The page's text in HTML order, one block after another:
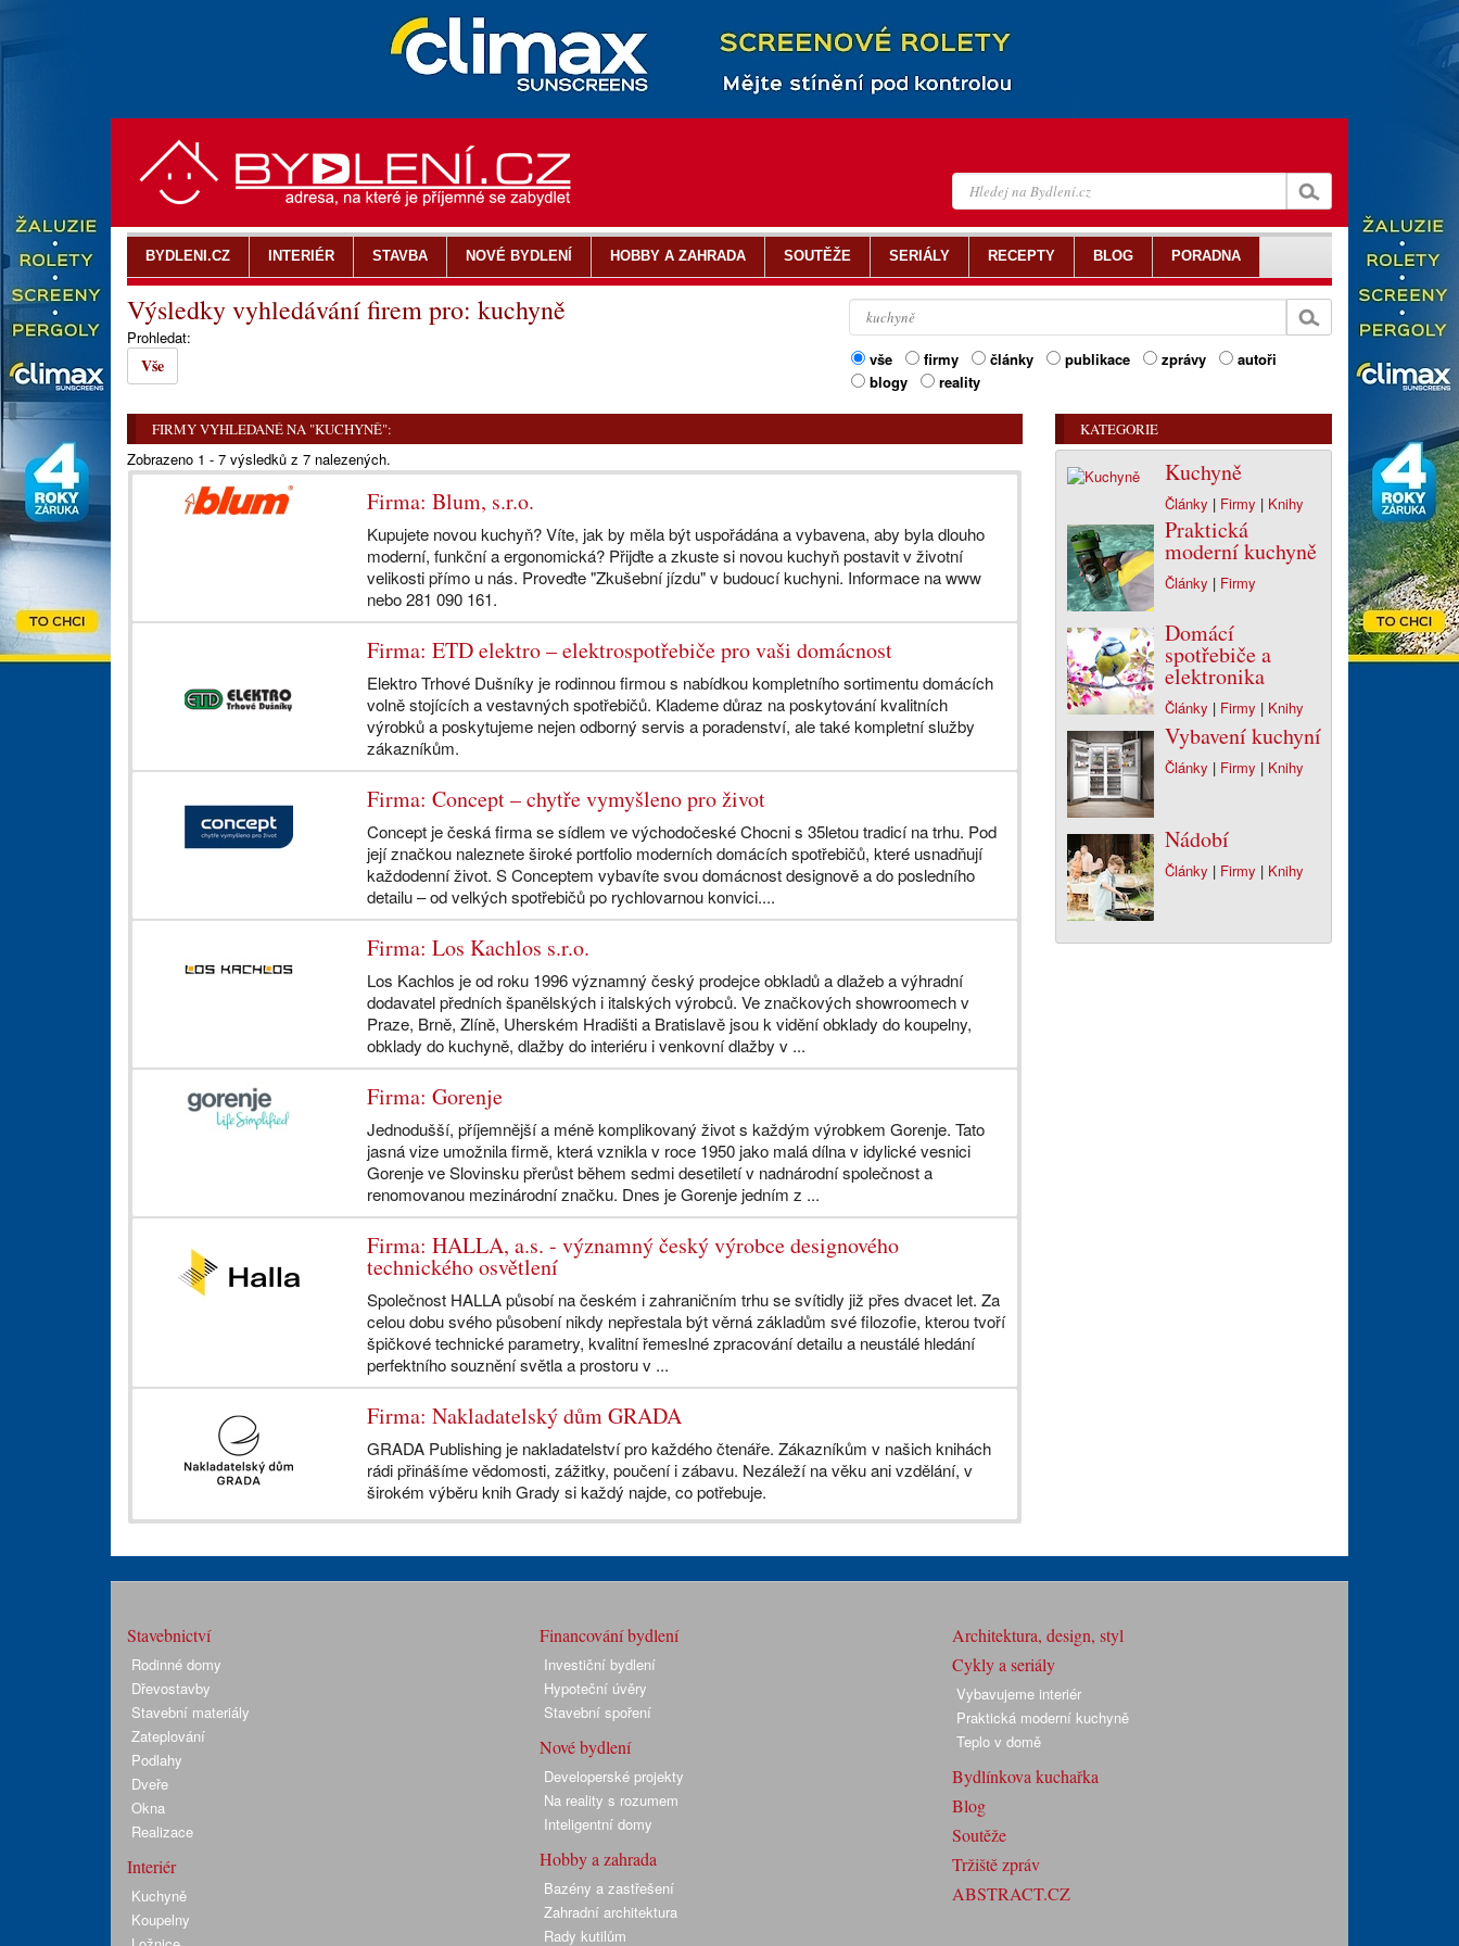
BYDLENI.CZ INTERIÉR STAVBA NOVÉ BYDLENÍ HOBBY A ZAHRADA SOUTĚŽE SERIÁLY RECEPTY BLOG PORADNA
Výsledky vyhledávání firem pro: kuchyně
Prohledat:
Vše vše firmy články publikace zprávy
autoři
blogy
reality
FIRMY VYHLEDANÉ NA "KUCHYNĚ":
Zobrazeno 1 - 7 výsledků z 7 nalezených.
Firma: Blum, s.r.o.
Kupujete novou kuchyň? Víte, jak by měla být uspořádána a vybavena, aby byla dlouho
moderní, funkční a ergonomická? Přijďte a zkuste si novou kuchyň postavit v životní
velikosti přímo u nás. Proveďte "Zkušební jízdu" v budoucí kuchyni. Informace na www
nebo 281 090 161.
Firma: ETD elektro – elektrospotřebiče pro vaši domácnost
Elektro Trhové Dušníky je rodinnou firmou s nabídkou kompletního sortimentu domácích
volně stojících a vestavných spotřebičů. Klademe důraz na poskytování kvalitních
výrobků a poskytujeme nejen odborný servis a poradenství, ale také kompletní služby
zákazníkům.
Firma: Concept – chytře vymyšleno pro život
Concept je česká firma se sídlem ve východočeské Chocni s 35letou tradicí na trhu. Pod
její značkou naleznete široké portfolio moderních domácích spotřebičů, které usnadňují
každodenní život. S Conceptem vybavíte svou domácnost designově a do posledního
detailu – od velkých spotřebičů po rychlovarnou konvici....
Firma: Los Kachlos s.r.o.
Los Kachlos je od roku 1996 významný český prodejce obkladů a dlažeb a výhradní
dodavatel předních španělských i italských výrobců. Ve značkových showroomech v
Praze, Brně, Zlíně, Uherském Hradišti a Bratislavě jsou k vidění obklady do koupelny,
obklady do kuchyně, dlažby do interiéru i venkovní dlažby v ...
Firma: Gorenje
Jednodušší, příjemnější a méně komplikovaný život s každým výrobkem Gorenje. Tato
jasná vize umožnila firmě, která vznikla v roce 1950 jako malá dílna v idylické vesnici
Gorenje ve Slovinsku přerůst během sedmi desetiletí v nadnárodní společnost a
renomovanou mezinárodní značku. Dnes je Gorenje jedním z ...
Firma: HALLA, a.s. - významný český výrobce designového
technického osvětlení
Společnost HALLA působí na českém i zahraničním trhu se svítidly již přes dvacet let. Za
celou dobu svého působení nikdy nepřestala být věrná základům své filozofie, kterou tvoří
špičkové technické parametry, kvalitní řemeslné zpracování detailu a neustálé hledání
perfektního souznění světla a prostoru v ...
Firma: Nakladatelský dům GRADA
GRADA Publishing je nakladatelství pro každého čtenáře. Zákazníkům v našich knihách
rádi přinášíme vědomosti, zážitky, poučení i zábavu. Nezáleží na věku ani vzdělání, v
širokém výběru knih Grady si každý najde, co potřebuje.
KATEGORIE
Kuchyně
Články | Firmy | Knihy
Praktická
moderní kuchyně
Články | Firmy
Domácí
spotřebiče a
elektronika
Články | Firmy | Knihy
Vybavení kuchyní
Články | Firmy | Knihy
Nádobí
Články | Firmy | Knihy
Stavebnictví
Rodinné domy
Dřevostavby
Stavební materiály
Zateplování
Podlahy
Dveře
Okna
Realizace
Interiér
Kuchyně
Koupelny
Financování bydlení
Investiční bydlení
Hypoteční úvěry
Stavební spoření
Nové bydlení
Developerské projekty
Na reality s rozumem
Inteligentní domy
Hobby a zahrada
Bazény a zastřešení
Zahradní architektura
Rady kutilům
Architektura, design, styl
Cykly a seriály
Vybavujeme interiér
Praktická moderní kuchyně
Teplo v domě
Bydlínkova kuchařka
Blog
Soutěže
Tržiště zpráv
ABSTRACT.CZ